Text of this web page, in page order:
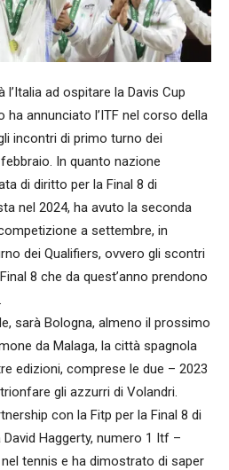
l’Italia ad ospitare la Davis Cup
ha annunciato l’ITF nel corso della
incontri di primo turno dei
In quanto nazione
di diritto per la Final 8 di
nel 2024, ha avuto la seconda
a settembre, in
dei Qualifiers, ovvero gli scontri
8 che da quest’anno prendono
sarà Bologna, almeno il prossimo
da Malaga, la città spagnola
edizioni, comprese le due – 2023
gli azzurri di Volandri.
con la Fitp per la Final 8 di
Haggerty, numero 1 Itf –
tennis e ha dimostrato di saper